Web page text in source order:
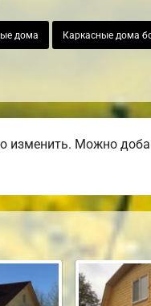
дома Каркасные дома
изменить. Можно